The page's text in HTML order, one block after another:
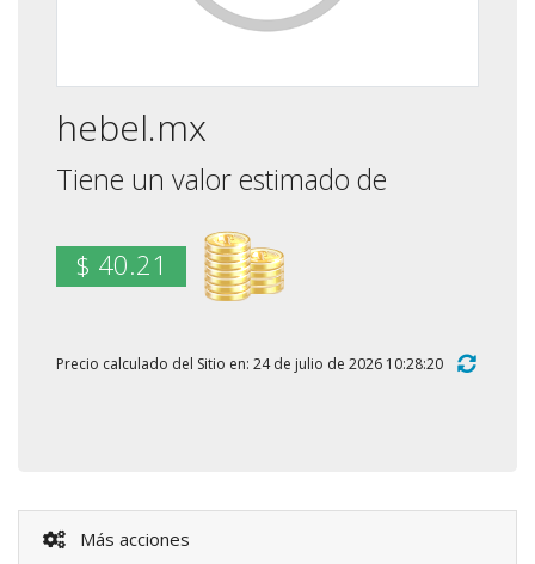
hebel.mx
Tiene un valor estimado de
$ 40.21
Precio calculado del Sitio en: 24 de julio de 2026 10:28:20
Más acciones